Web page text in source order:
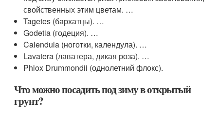
свойственных этим цветам. …
Tagetes (бархатцы). …
Godetia (годеция). …
Calendula (ноготки, календула). …
Lavatera (лаватера, дикая роза). …
Phlox Drummondii (однолетний флокс).
Что можно посадить под зиму в открытый
грунт?